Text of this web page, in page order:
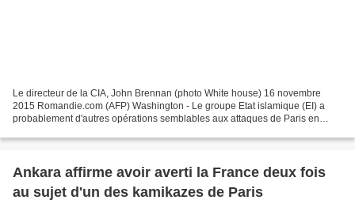
Le directeur de la CIA, John Brennan (photo White house) 16 novembre
2015 Romandie.com (AFP) Washington - Le groupe Etat islamique (EI) a
probablement d'autres opérations semblables aux attaques de Paris en
Ankara affirme avoir averti la France deux fois
au sujet d'un des kamikazes de Paris